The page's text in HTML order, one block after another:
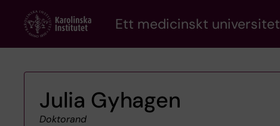
content
Ett medicinskt universitet
Julia Gyhagen
Doktorand